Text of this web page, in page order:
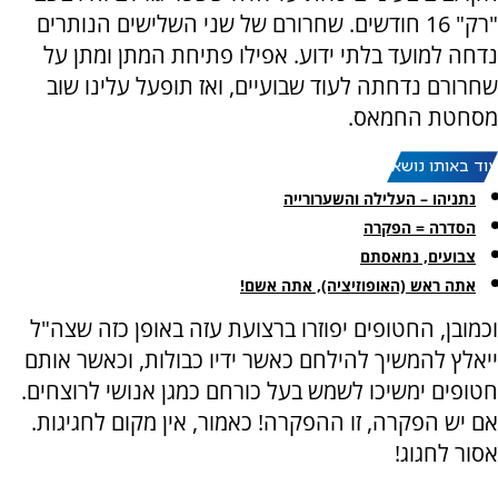
"רק" 16 חודשים. שחרורם של שני השלישים הנותרים
נדחה למועד בלתי ידוע. אפילו פתיחת המתן ומתן על
שחרורם נדחתה לעוד שבועיים, ואז תופעל עלינו שוב
מסחטת החמאס.
עוד באותו נושא:
נתניהו – העלילה והשערורייה
הסדרה = הפקרה
צבועים, נמאסתם
אתה ראש (האופוזיציה), אתה אשם!
וכמובן, החטופים יפוזרו ברצועת עזה באופן כזה שצה"ל
ייאלץ להמשיך להילחם כאשר ידיו כבולות, וכאשר אותם
חטופים ימשיכו לשמש בעל כורחם כמגן אנושי לרוצחים.
אם יש הפקרה, זו ההפקרה! כאמור, אין מקום לחגיגות.
אסור לחגוג!